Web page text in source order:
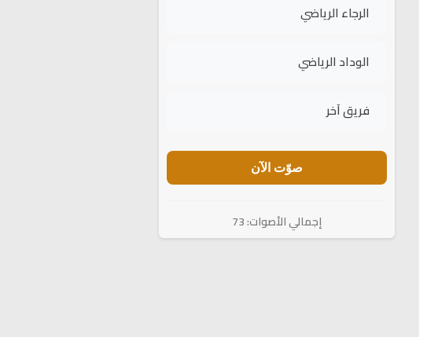
الرجاء الرياضي
الوداد الرياضي
فريق آخر
صوّت الآن
إجمالي الأصوات: 73